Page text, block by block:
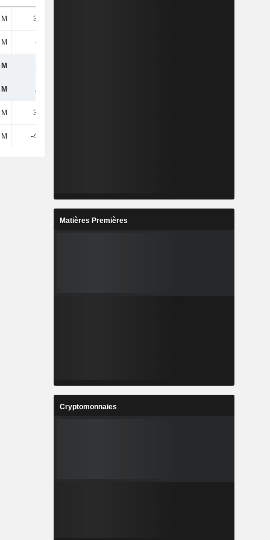
34,9 M
-4,9 M
178 M
212 M
31,4 M
-49,9 M
Matières Premières
Cryptomonnaies